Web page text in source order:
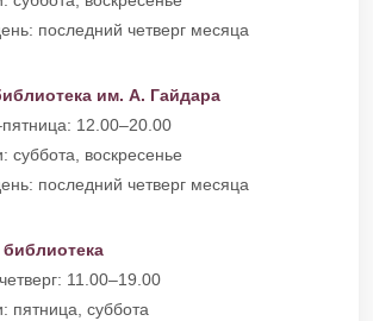
последний четверг месяца
им. А. Гайдара
12.00–20.00
суббота, воскресенье
последний четверг месяца
11.00–19.00
пятница, суббота